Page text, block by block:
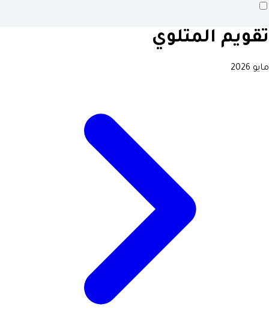
تقويم المتلوي
مايو 2026